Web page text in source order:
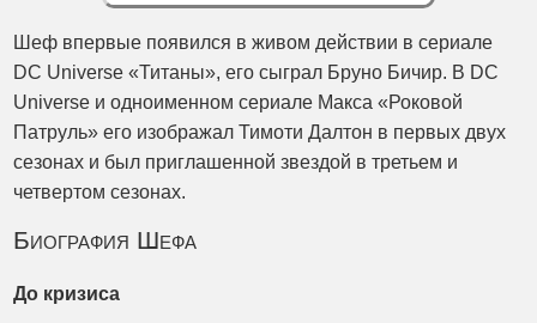
Шеф впервые появился в живом действии в сериале
DC Universe «Титаны», его сыграл Бруно Бичир. В DC
Universe и одноименном сериале Макса «Роковой
Патруль» его изображал Тимоти Далтон в первых двух
сезонах и был приглашенной звездой в третьем и
четвертом сезонах.
Биография Шефа
До кризиса